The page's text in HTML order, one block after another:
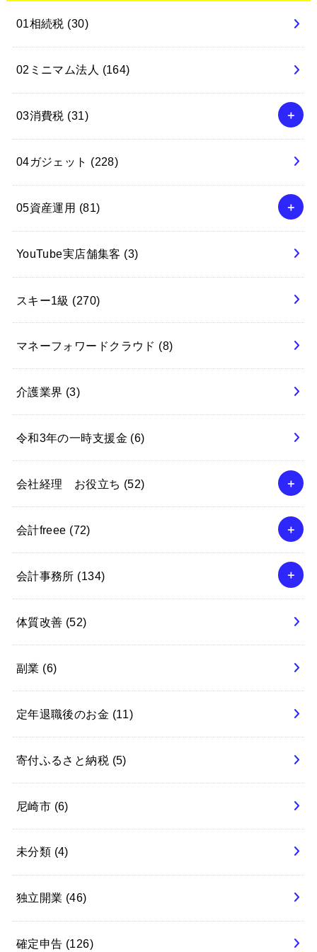
01相続税 (30)
02ミニマム法人 (164)
03消費税 (31)
04ガジェット (228)
05資産運用 (81)
YouTube実店舗集客 (3)
スキー1級 (270)
マネーフォワードクラウド (8)
介護業界 (3)
令和3年の一時支援金 (6)
会社経理 お役立ち (52)
会計freee (72)
会計事務所 (134)
体質改善 (52)
副業 (6)
定年退職後のお金 (11)
寄付ふるさと納税 (5)
尼崎市 (6)
未分類 (4)
独立開業 (46)
確定申告 (126)